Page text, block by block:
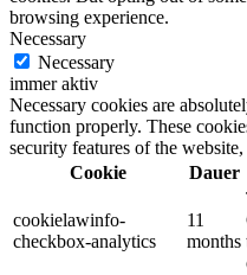
browsing experience.
Necessary
Necessary
immer aktiv
Necessary cookies are
function properly. These
security features of the
Cookie
Dauer
cookielawinfo-
checkbox-analytics
11
months